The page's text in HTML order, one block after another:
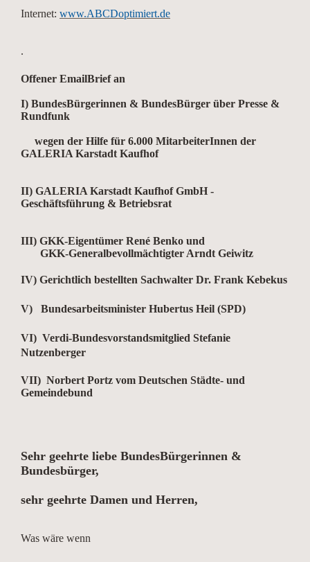
Internet: www.ABCDoptimiert.de
.
Offener EmailBrief an
I) BundesBürgerinnen & BundesBürger über Presse &
Rundfunk
wegen der Hilfe für 6.000 MitarbeiterInnen der
GALERIA Karstadt Kaufhof
II) GALERIA Karstadt Kaufhof GmbH -
Geschäftsführung & Betriebsrat
III) GKK-Eigentümer René Benko und
GKK-Generalbevollmächtigter Arndt Geiwitz
IV) Gerichtlich bestellten Sachwalter Dr. Frank Kebekus
V) Bundesarbeitsminister Hubertus Heil (SPD)
VI) Verdi-Bundesvorstandsmitglied Stefanie
Nutzenberger
VII) Norbert Portz vom Deutschen Städte- und
Gemeindebund
Sehr geehrte liebe BundesBürgerinnen &
Bundesbürger,
sehr geehrte Damen und Herren,
Was wäre wenn